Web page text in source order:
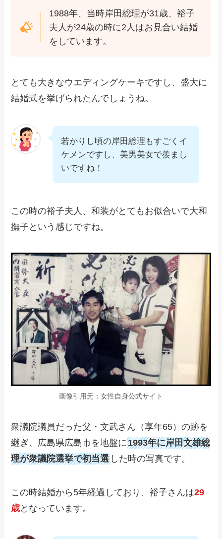
1988年、当時岸田総理が31歳、裕子
夫人が24歳の時に2人はお見合い結婚
をしています。
とても大きなウエディングケーキですし、盛大に
結婚式を挙げられたんでしょうね。
若かりし頃の岸田総理もすごくイ
ケメンですし、美男美女で羨まし
いですね！
この時の裕子夫人、和装がとてもお似合いで大和
撫子という感じですね。
画像引用元：女性自身公式サイト
衆議院議員だった父・文武さん（享年65）の跡を
継ぎ、広島県広島市を地盤に1993年に岸田文雄総
理が衆議院選挙で初当選 した時の写真です。
この時結婚から5年経過しており、裕子さんは29
歳となっています。